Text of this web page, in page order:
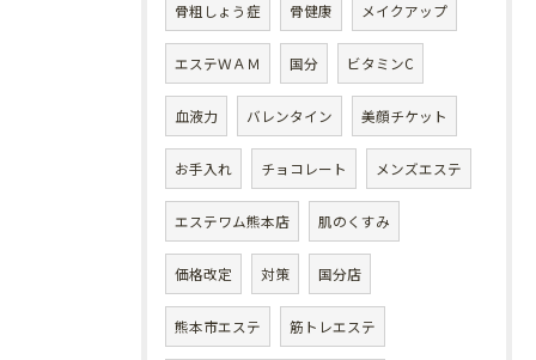
骨粗しょう症 骨健康 メイクアップ
エステＷＡＭ 国分 ビタミンC
血液力 バレンタイン 美顔チケット
お手入れ チョコレート メンズエステ
エステワム熊本店 肌のくすみ
価格改定 対策 国分店
熊本市エステ 筋トレエステ